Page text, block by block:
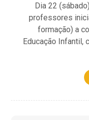
Dia 22
professores
formação) a
Educação Infantil,